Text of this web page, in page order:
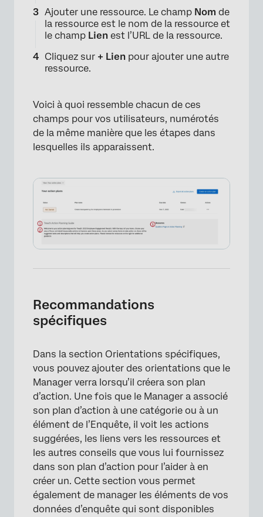
Ajouter une ressource. Le champ Nom de
la ressource est le nom de la ressource et
le champ Lien est l’URL de la ressource.
Cliquez sur + Lien pour ajouter une autre
ressource.
Voici à quoi ressemble chacun de ces
champs pour vos utilisateurs, numérotés
de la même manière que les étapes dans
lesquelles ils apparaissent.
Recommandations
spécifiques
Dans la section Orientations spécifiques,
vous pouvez ajouter des orientations que le
Manager verra lorsqu’il créera son plan
d’action. Une fois que le Manager a associé
son plan d’action à une catégorie ou à un
élément de l’Enquête, il voit les actions
suggérées, les liens vers les ressources et
les autres conseils que vous lui fournissez
dans son plan d’action pour l’aider à en
créer un. Cette section vous permet
également de manager les éléments de vos
données d’enquête qui sont disponibles